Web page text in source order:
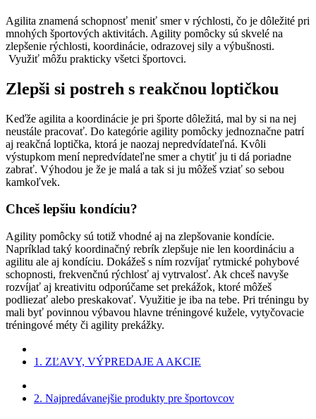
Agilita znamená schopnosť meniť smer v rýchlosti, čo je dôležité pri
mnohých športových aktivitách. Agility pomôcky sú skvelé na
zlepšenie rýchlosti, koordinácie, odrazovej sily a výbušnosti.
Využiť môžu prakticky všetci športovci.
Zlepši si postreh s reakčnou loptičkou
Keďže agilita a koordinácie je pri športe dôležitá, mal by si na nej
neustále pracovať. Do kategórie agility pomôcky jednoznačne patrí
aj reakčná loptička, ktorá je naozaj nepredvídateľná. Kvôli
výstupkom mení nepredvídateľne smer a chytiť ju ti dá poriadne
zabrať. Výhodou je že je malá a tak si ju môžeš vziať so sebou
kamkoľvek.
Chceš lepšiu kondíciu?
Agility pomôcky sú totiž vhodné aj na zlepšovanie kondície.
Napríklad taký koordinačný rebrík zlepšuje nie len koordináciu a
agilitu ale aj kondíciu. Dokážeš s ním rozvíjať rytmické pohybové
schopnosti, frekvenčnú rýchlosť aj vytrvalosť. Ak chceš navyše
rozvíjať aj kreativitu odporúčame set prekážok, ktoré môžeš
podliezať alebo preskakovať. Využitie je iba na tebe. Pri tréningu by
mali byť povinnou výbavou hlavne tréningové kužele, vytyčovacie
tréningové méty či agility prekážky.
1. ZĽAVY, VÝPREDAJE A AKCIE
2. Najpredávanejšie produkty pre športovcov